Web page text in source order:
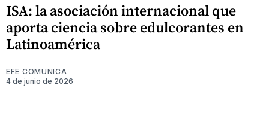
ISA: la asociación internacional que
aporta ciencia sobre edulcorantes en
Latinoamérica
EFE COMUNICA
4 de junio de 2026